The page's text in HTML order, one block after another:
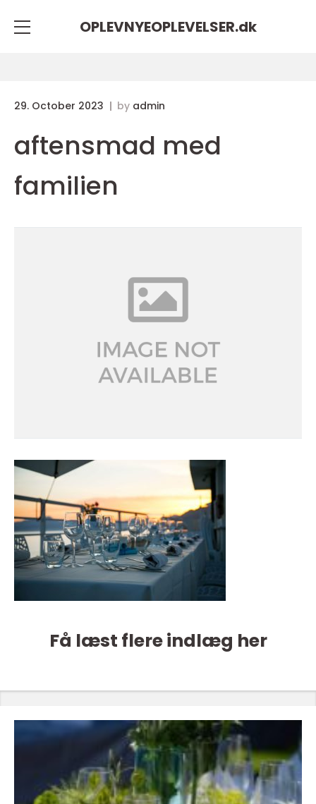
OPLEVNYEOPLEVELSER.dk
29. October 2023 by admin
aftensmad med
familien
Få læst flere indlæg her